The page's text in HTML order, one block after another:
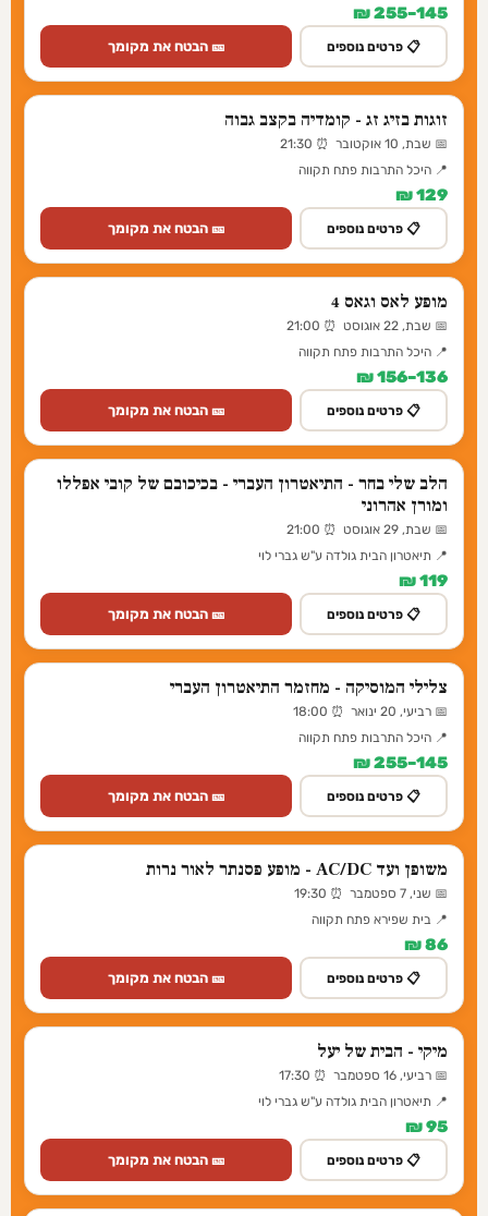
145–255 ₪
📋 פרטים נוספים 🎫 הבטח את מקומך
זוגות בזיג זג - קומדיה בקצב גבוה
📅 שבת, 10 אוקטובר ⏰ 21:30
📍 היכל התרבות פתח תקווה
129 ₪
📋 פרטים נוספים 🎫 הבטח את מקומך
מופע לאס וגאס 4
📅 שבת, 22 אוגוסט ⏰ 21:00
📍 היכל התרבות פתח תקווה
136–156 ₪
📋 פרטים נוספים 🎫 הבטח את מקומך
הלב שלי בחר - התיאטרון העברי - בכיכובם של קובי אפללו
ומורן אהרוני
📅 שבת, 29 אוגוסט ⏰ 21:00
📍 תיאטרון הבית גולדה ע"ש גברי לוי
119 ₪
📋 פרטים נוספים 🎫 הבטח את מקומך
צלילי המוסיקה - מחזמר התיאטרון העברי
📅 רביעי, 20 ינואר ⏰ 18:00
📍 היכל התרבות פתח תקווה
145–255 ₪
📋 פרטים נוספים 🎫 הבטח את מקומך
משופן ועד AC/DC - מופע פסנתר לאור נרות
📅 שני, 7 ספטמבר ⏰ 19:30
📍 בית שפירא פתח תקווה
86 ₪
📋 פרטים נוספים 🎫 הבטח את מקומך
מיקי - הבית של יעל
📅 רביעי, 16 ספטמבר ⏰ 17:30
📍 תיאטרון הבית גולדה ע"ש גברי לוי
95 ₪
📋 פרטים נוספים 🎫 הבטח את מקומך